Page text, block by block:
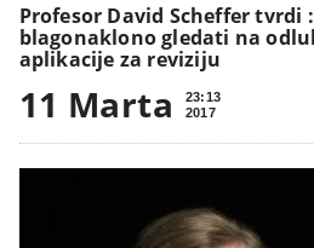
Profesor David Scheffer tvrdi
blagonaklono gledati na
aplikacije za reviziju
11 Marta
23:13
2017